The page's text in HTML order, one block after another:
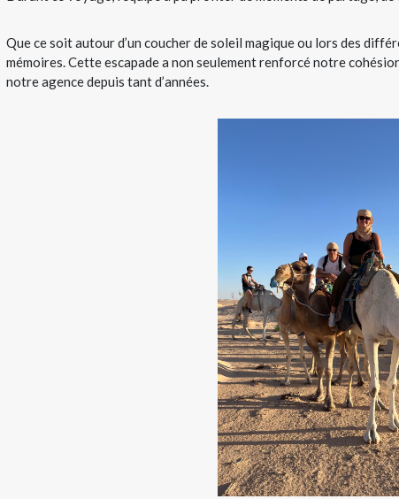
Que ce soit autour d’un coucher de soleil magique ou lors des
mémoires. Cette escapade a non seulement renforcé notre
notre agence depuis tant d’années.